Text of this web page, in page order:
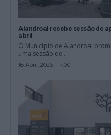
Alandroal recebe sessão de
abril
O Município de Alandroal
uma sessão de...
16 Abril, 2026 - 17:00